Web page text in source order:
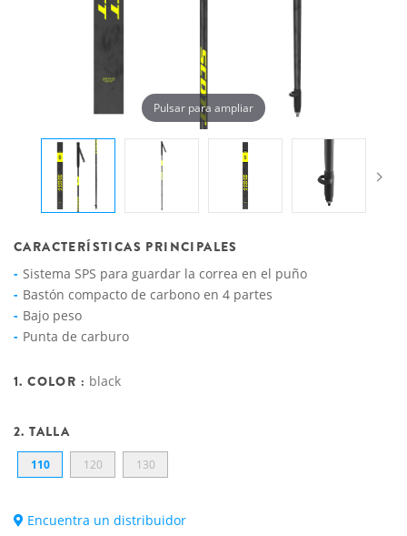
Pulsar para ampliar
CARACTERÍSTICAS PRINCIPALES
Sistema SPS para guardar la correa en el puño
Bastón compacto de carbono en 4 partes
Bajo peso
Punta de carburo
1. COLOR : black
2. TALLA
110 120 130
Encuentra un distribuidor